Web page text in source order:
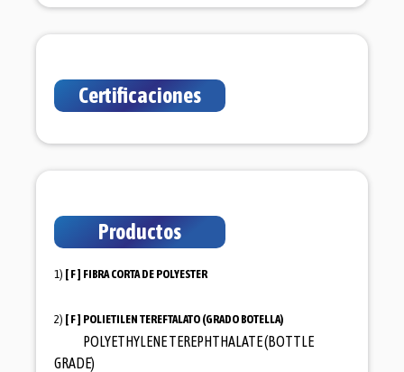
Certificaciones
Productos
1) [ F ] FIBRA CORTA DE POLYESTER
2) [ F ] POLIETILEN TEREFTALATO (GRADO BOTELLA)
POLYETHYLENE TEREPHTHALATE (BOTTLE
GRADE)